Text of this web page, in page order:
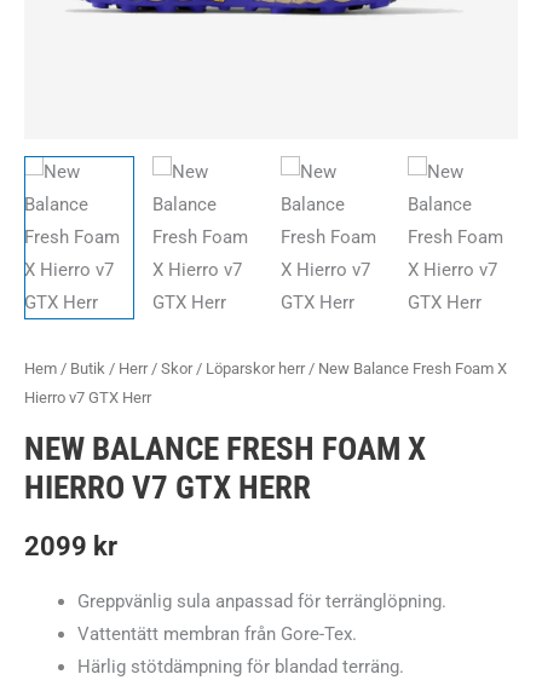
Hem / Butik / Herr/ Skor/ Löparskor herr/ New Balance Fresh Foam X
Hierro v7 GTX Herr
NEW BALANCE FRESH FOAM X
HIERRO V7 GTX HERR
2099 kr
Greppvänlig sula anpassad för terränglöpning.
Vattentätt membran från Gore-Tex.
Härlig stötdämpning för blandad terräng.